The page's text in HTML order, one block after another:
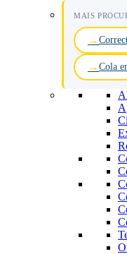
MAIS
Cola